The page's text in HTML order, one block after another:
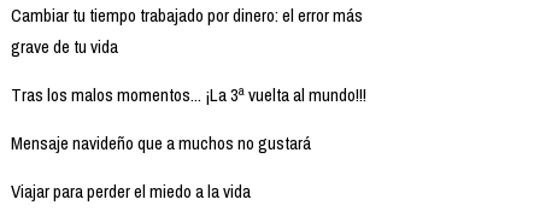
Cambiar tu tiempo trabajado por dinero: el error más
grave de tu vida
Tras los malos momentos... ¡La 3ª vuelta al mundo!!!
Mensaje navideño que a muchos no gustará
Viajar para perder el miedo a la vida